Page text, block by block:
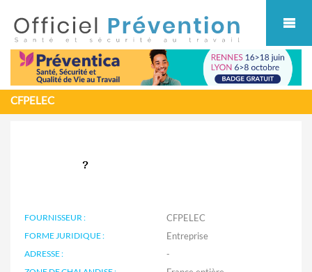
CFPELEC
FOURNISSEUR : CFPELEC
FORME JURIDIQUE : Entreprise
ADRESSE : -